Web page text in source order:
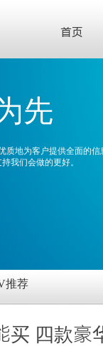
先
质地为客户提供全面的信
我们会做的更好。
首页
推荐
买 四款豪